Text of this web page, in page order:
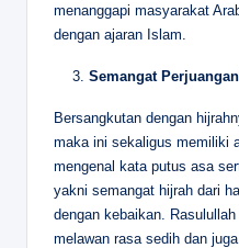
menanggapi masyarakat
dengan ajaran Islam.
Semangat
Bersangkutan dengan
maka ini sekaligus memiliki
mengenal kata putus asa
yakni semangat hijrah dari
dengan kebaikan.
melawan rasa sedih dan